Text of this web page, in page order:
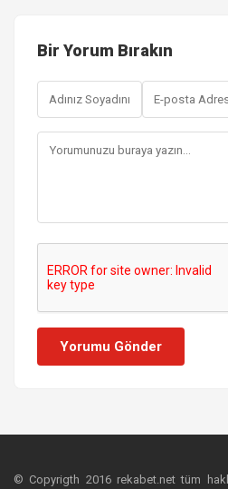
Bir Yorum Bırakın
Yorumu Gönder
© Copyrigth 2016 rekabet.net tüm